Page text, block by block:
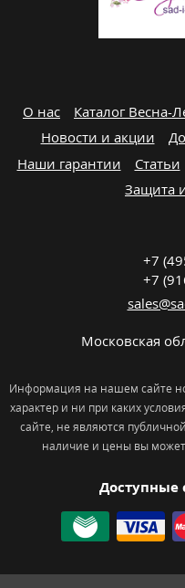
О нас Каталог Весна-
Новости и акции
Наши гарантии
Статьи
Защита
Доступные
+7
+7
Московская
Информация на нашем сайте
характер и ни при каких
сайте, не являются
наличие и цены вы